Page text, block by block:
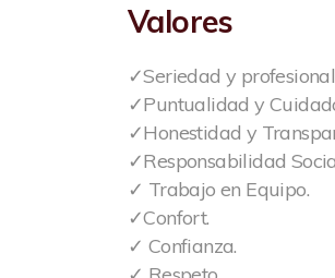
Valores
✓Seriedad y
✓Puntualidad y
✓Honestidad y
✓Responsabilidad
✓ Trabajo en Equipo.
✓Confort.
✓ Confianza.